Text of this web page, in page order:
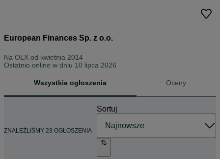
European Finances Sp. z o.o.
Na OLX od kwietnia 2014
Ostatnio online w dniu 10 lipca 2026
Wszystkie ogłoszenia Oceny
ZNALEŹLIŚMY 23 OGŁOSZENIA
Sortuj